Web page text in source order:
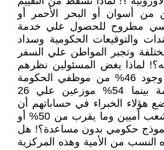
من أسوان أو البحر الأحمر أو
مطروح للحصول علي خدمة
والتوقيعات الحكومية وسداد
وتجبر المواطن علي السفر
لماذا يغض المسئولين نظرهم
وتعمي بصيرتهم عن وجود 46% من موظفي الحكومة
المركزية في العاصمة بينما 54% موزعين علي 26
هؤلاء الخبراء في حساباتهم أن
أكثر من 30% من الشعب أميين وما يقرب من 50% أو
نموذج حكومي بدون مساعدة؟! هل
النسب من الأمية وهذه المركزية